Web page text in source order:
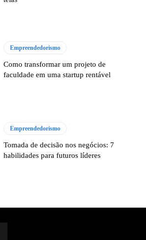
Empreendedorismo
Como transformar um projeto de
faculdade em uma startup rentável
Empreendedorismo
Tomada de decisão nos negócios: 7
habilidades para futuros líderes